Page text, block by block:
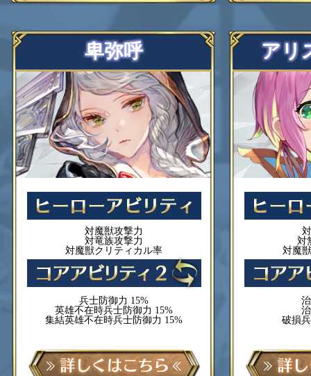
卑弥呼
対魔獣攻撃力
対竜族攻撃力
対魔獣クリティカル率
兵士防御力 15%
英雄不在時兵士防御力 15%
集結英雄不在時兵士防御力 15%
アリ
対
対魔
破損